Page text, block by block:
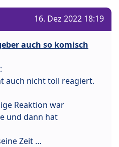
16. Dez 2022 18:19
auch so komisch
auch nicht toll reagiert.
Reaktion war
und dann hat
Zeit …